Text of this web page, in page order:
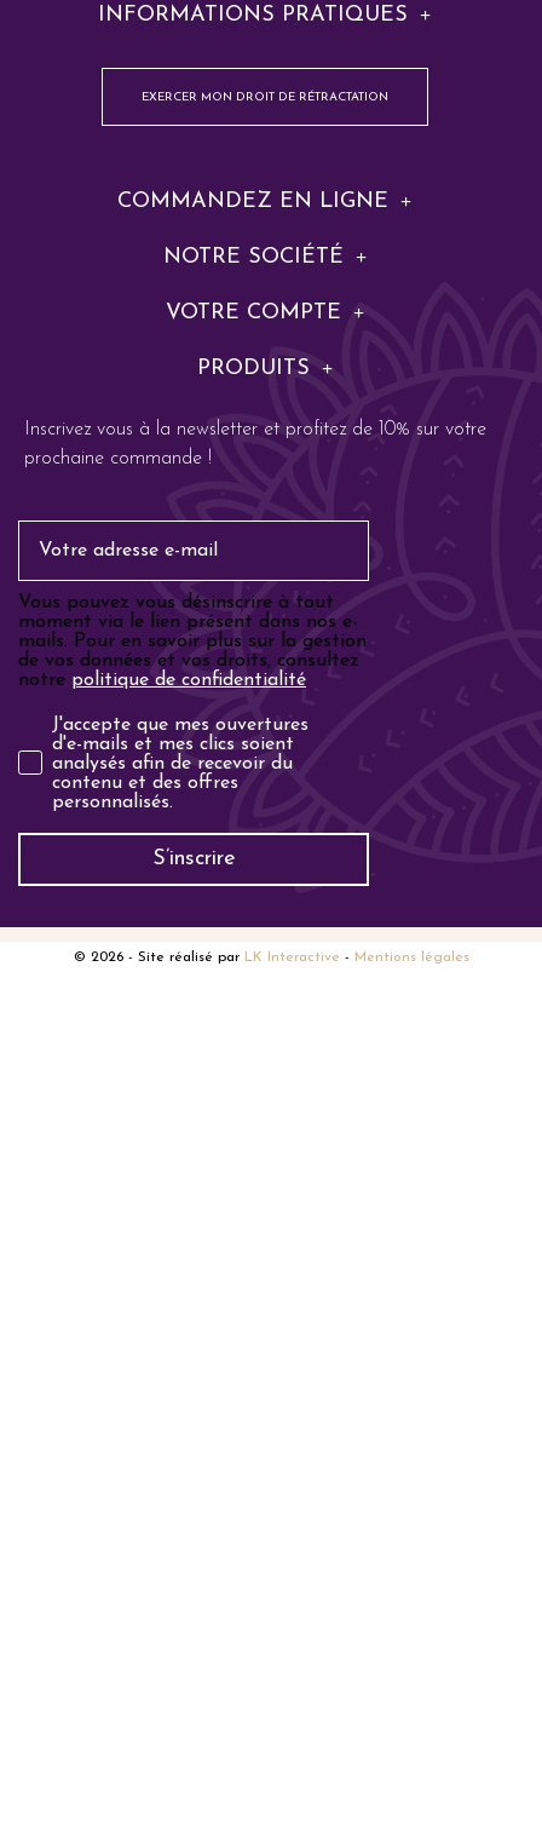
INFORMATIONS PRATIQUES
EXERCER MON DROIT DE RÉTRACTATION
COMMANDEZ EN LIGNE
NOTRE SOCIÉTÉ
VOTRE COMPTE
PRODUITS
Inscrivez vous à la newsletter et profitez de 10% sur votre
prochaine commande !
Vous pouvez vous désinscrire à tout
moment via le lien présent dans nos e-
mails. Pour en savoir plus sur la gestion
de vos données et vos droits, consultez
notre politique de confidentialité.
Analyse email
J'accepte que mes ouvertures
d'e-mails et mes clics soient
analysés afin de recevoir du
contenu et des offres
personnalisés.
S’inscrire
© 2026- Site réalisé par LK Interactive - Mentions légales